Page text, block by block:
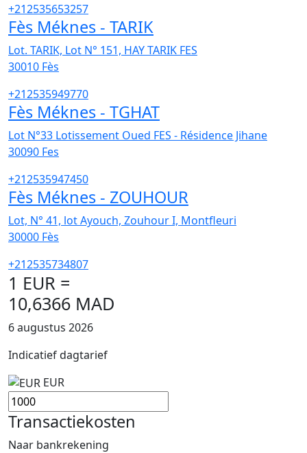
+212535653257
Fès Méknes - TARIK
Lot. TARIK, Lot N° 151, HAY TARIK FES
30010 Fès
+212535949770
Fès Méknes - TGHAT
Lot N°33 Lotissement Oued FES - Résidence Jihane
30090 Fes
+212535947450
Fès Méknes - ZOUHOUR
Lot, N° 41, lot Ayouch, Zouhour I, Montfleuri
30000 Fès
+212535734807
1 EUR =
10,6366 MAD
6 augustus 2026
Indicatief dagtarief
EUR
Transactiekosten
Naar bankrekening